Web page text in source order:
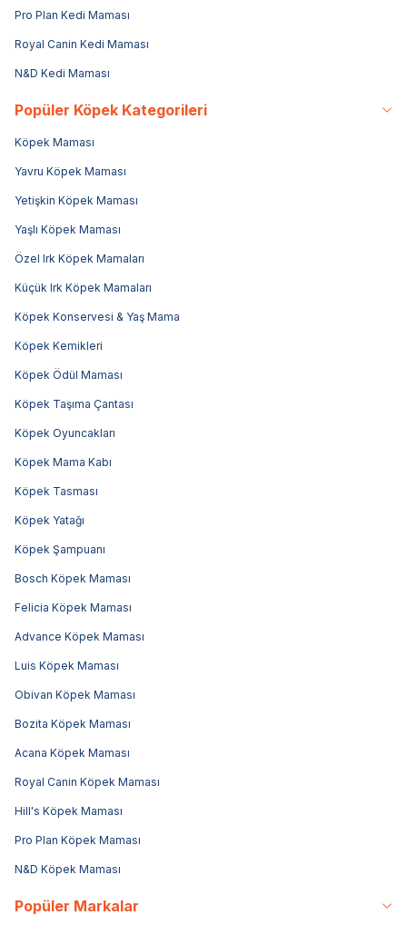
Pro Plan Kedi Maması
Royal Canin Kedi Maması
N&D Kedi Maması
Popüler Köpek Kategorileri
Köpek Maması
Yavru Köpek Maması
Yetişkin Köpek Maması
Yaşlı Köpek Maması
Özel Irk Köpek Mamaları
Küçük Irk Köpek Mamaları
Köpek Konservesi & Yaş Mama
Köpek Kemikleri
Köpek Ödül Maması
Köpek Taşıma Çantası
Köpek Oyuncakları
Köpek Mama Kabı
Köpek Tasması
Köpek Yatağı
Köpek Şampuanı
Bosch Köpek Maması
Felicia Köpek Maması
Advance Köpek Maması
Luis Köpek Maması
Obivan Köpek Maması
Bozita Köpek Maması
Acana Köpek Maması
Royal Canin Köpek Maması
Hill's Köpek Maması
Pro Plan Köpek Maması
N&D Köpek Maması
Popüler Markalar